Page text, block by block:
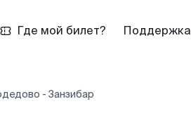
Где мой билет? Поддержка
- Занзибар